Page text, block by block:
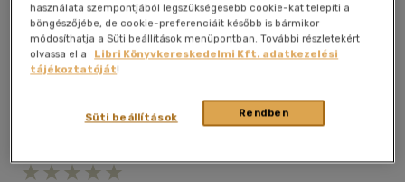
használata szempontjából legszükségesebb cookie-kat telepíti a
böngészőjébe, de cookie-preferenciáit később is bármikor
módosíthatja a Süti beállítások menüpontban. További részletekért
olvassa el a
Libri Könyvkereskedelmi Kft. adatkezelési
tájékoztatóját!
Rendben
Süti beállítások